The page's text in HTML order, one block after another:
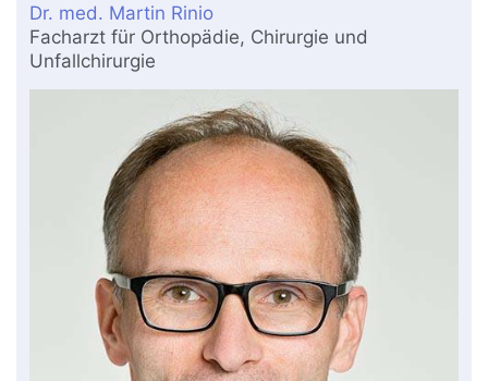
Dr. med. Martin Rinio
Facharzt für Orthopädie, Chirurgie und
Unfallchirurgie